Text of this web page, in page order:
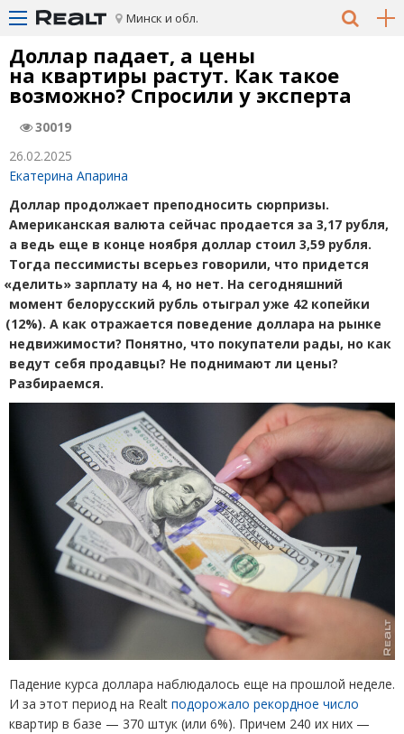
Минск и обл.
Доллар падает, а цены
на квартиры растут. Как такое
возможно? Спросили у эксперта
30019
26.02.2025
Екатерина Апарина
Доллар продолжает преподносить сюрпризы.
Американская валюта сейчас продается за 3,17 рубля,
а ведь еще в конце ноября доллар стоил 3,59 рубля.
Тогда пессимисты всерьез говорили, что придется
«делить» зарплату на 4, но нет. На сегодняшний
момент белорусский рубль отыграл уже 42 копейки
(12%). А как отражается поведение доллара на рынке
недвижимости? Понятно, что покупатели рады, но как
ведут себя продавцы? Не поднимают ли цены?
Разбираемся.
Падение курса доллара наблюдалось еще на прошлой неделе.
И за этот период на Realt подорожало рекордное число
квартир в базе — 370 штук (или 6%). Причем 240 их них —